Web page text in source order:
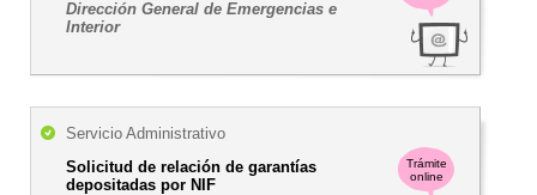
Dirección General de Emergencias e
Interior
Trámite
online
Servicio Administrativo
Solicitud de relación de garantías
depositadas por NIF